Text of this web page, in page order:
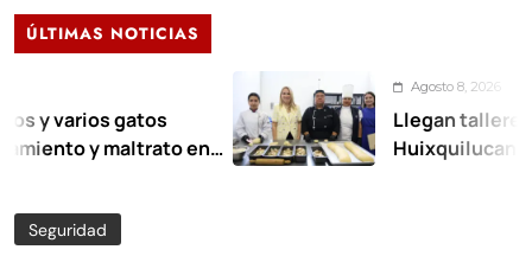
ÚLTIMAS NOTICIAS
gatos
y maltrato en
Agosto 8, 2026
Llegan talleres de
Huixquilucan
Seguridad